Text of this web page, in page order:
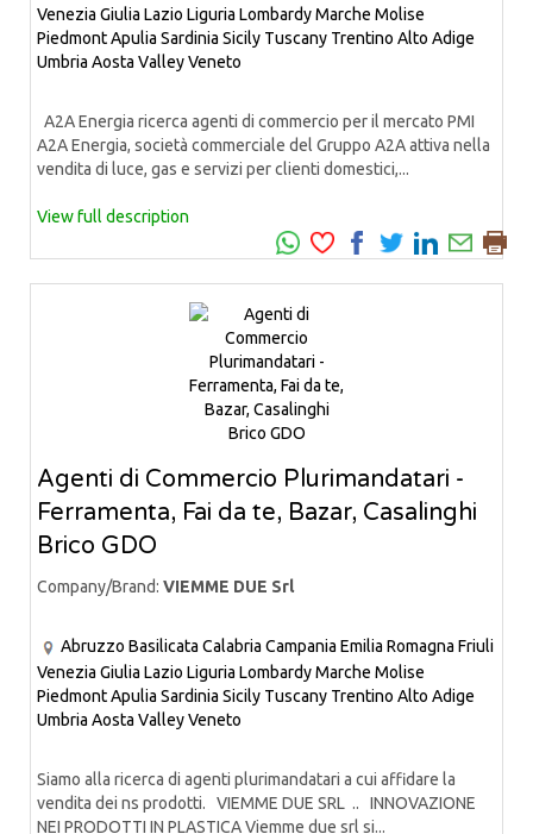
Venezia Giulia Lazio Liguria LombardyMarche Molise
PiedmontApulia Sardinia Sicily Tuscany Trentino Alto Adige
Umbria Aosta ValleyVeneto
A2A Energia ricerca agenti di commercio per il mercato PMI
A2A Energia, società commerciale del Gruppo A2A attiva nella
vendita di luce, gas e servizi per clienti domestici,...
View full description
Agenti di Commercio Plurimandatari -
Ferramenta, Fai da te, Bazar, Casalinghi
Brico GDO
Company/Brand: VIEMME DUE Srl
Abruzzo Basilicata Calabria Campania Emilia Romagna Friuli
Venezia Giulia Lazio Liguria LombardyMarche Molise
PiedmontApulia Sardinia Sicily Tuscany Trentino Alto Adige
Umbria Aosta ValleyVeneto
Siamo alla ricerca di agenti plurimandatari a cui affidare la
vendita dei ns prodotti. VIEMME DUE SRL .. INNOVAZIONE
NEI PRODOTTI IN PLASTICA Viemme due srl si...